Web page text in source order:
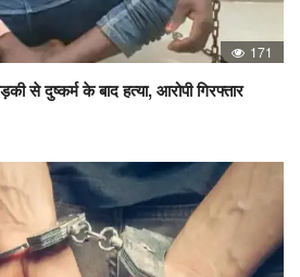
171
से दुष्कर्म के बाद हत्या, आरोपी गिरफ्तार